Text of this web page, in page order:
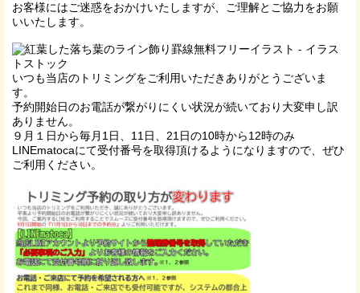
お客様にはご迷惑をおかけいたしますが、ご理解とご協力をお願
いいたします。
いつも当店のトリミングをご利用いただきありがとうございま
す。
予約開始日のお電話が繋がりにくい状況が続いており大変申し訳
ありません。
９月１日から毎月1日、11日、21日の10時から12時のみ
LINEmatocaにて受付番号を取得頂けるようになりますので、ぜひ
ご利用ください。